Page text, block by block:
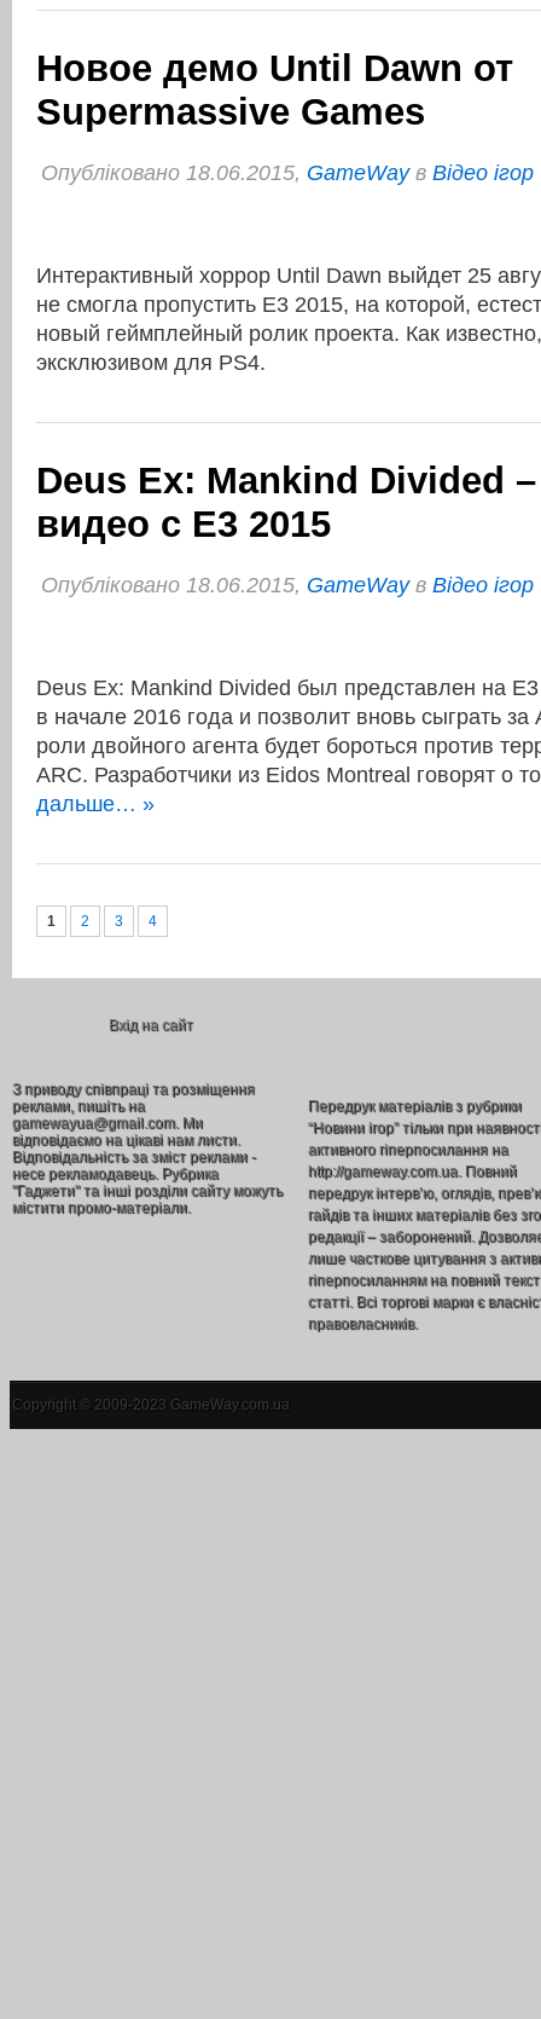
Новое демо Until Dawn от
Supermassive Games
Опубліковано 18.06.2015, GameWayв Відео ігор
Интерактивный хоррор Until Dawn выйдет 25
не смогла пропустить Е3 2015, на которой,
новый геймплейный ролик проекта. Как
эксклюзивом для PS4.
Deus Ex: Mankind Divided
видео с E3 2015
Опубліковано 18.06.2015, GameWayв Відео ігор
Deus Ex: Mankind Divided был представлен на
в начале 2016 года и позволит вновь сыграть
роли двойного агента будет бороться против
ARC. Разработчики из Eidos Montreal говорят о
дальше… »
1 2 3 4
Вхід на сайт
З приводу співпраці та розміщення
реклами, пишіть на
gamewayua@gmail.com. Ми
відповідаємо на цікаві нам листи.
Відповідальність за зміст реклами -
несе рекламодавець. Рубрика
"Гаджети" та інші розділи сайту можуть
містити промо-матеріали.
Передрук матеріалів з рубрики
“Новини ігор” тільки при
активного гіперпосилання на
http://gameway.com.ua. Повний
передрук інтерв’ю, оглядів,
гайдів та інших матеріалів без
редакції – заборонений.
лише часткове цитування з
гіперпосиланням на повний текст
статті. Всі торгові марки є
правовласників.
Copyright © 2009-2023 GameWay.com.ua